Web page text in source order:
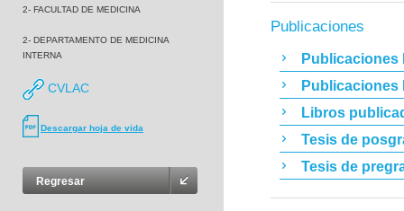
2- FACULTAD DE MEDICINA
2- DEPARTAMENTO DE MEDICINA
INTERNA
CVLAC
Descargar hoja de vida
Regresar
Publicaciones
Publicaciones
Publicaciones
Libros
Tesis de
Tesis de